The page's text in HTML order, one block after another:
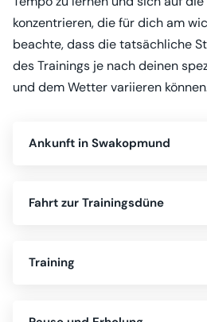
konzentrieren, die für dich am
beachte, dass die tatsächliche
des Trainings je nach deinen
und dem Wetter variieren
Ankunft in Swakopmund
Fahrt zur Trainingsdüne
Training